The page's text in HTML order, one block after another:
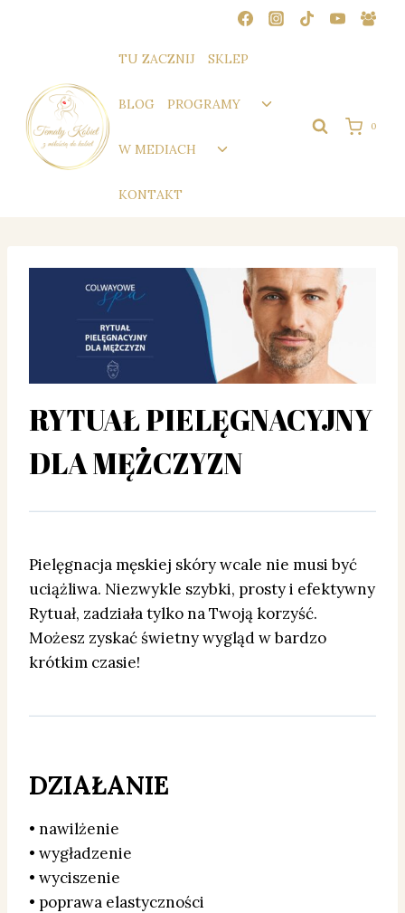
TU ZACZNIJ SKLEP
BLOG PROGRAMY
Przełącz
podrzędne
W MEDIACH
Przełącz
KONTAKT
0
RYTUAŁ PIELĘGNACYJNY
DLA MĘŻCZYZN
Pielęgnacja męskiej skóry wcale nie musi być
uciążliwa. Niezwykle szybki, prosty i efektywny
Rytuał, zadziała tylko na Twoją korzyść.
Możesz zyskać świetny wygląd w bardzo
krótkim czasie!
DZIAŁANIE
• nawilżenie
• wygładzenie
• wyciszenie
• poprawa elastyczności